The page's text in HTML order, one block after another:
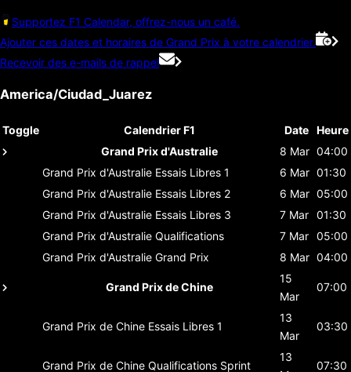
Supportez F1 Calendar, offrez-nous un café.
Ajouter ces dates et horaires de Grand Prix à votre calendrier.
Recevoir des e-mails de rappel
America/Ciudad_Juarez
Toggle Calendrier F1 Date Heure
Grand Prix d'Australie
8 Mar 04:00
Grand Prix d'Australie Essais Libres 1 6 Mar 01:30
Grand Prix d'Australie Essais Libres 2 6 Mar 05:00
Grand Prix d'Australie Essais Libres 3 7 Mar 01:30
Grand Prix d'Australie Qualifications 7 Mar 05:00
Grand Prix d'Australie Grand Prix 8 Mar 04:00
Grand Prix de Chine
15
Mar
07:00
Grand Prix de Chine Essais Libres 1
13
Mar
03:30
Grand Prix de Chine Qualifications Sprint
13
07:30